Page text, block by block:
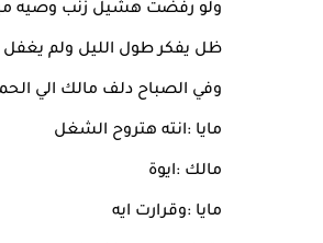
ولو رفضت هشيل زنب وصيه ميت
ظل يفكر طول الليل ولم يغفل
وفي الصباح دلف مالك الي
مايا :انته هتروح الشغل
مالك :ايوة
مايا :وقرارت ايه